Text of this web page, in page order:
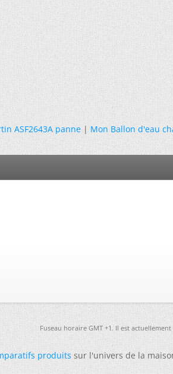
ASF2643A panne|Mon Ballon d'eau
Fuseau horaire GMT +1. Il est actuellement
produitssur l'univers de la